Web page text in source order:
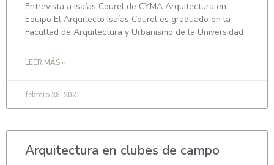
Entrevista a Isaías Courel de CYMA Arquitectura en
Equipo El Arquitecto Isaías Courel es graduado en la
Facultad de Arquitectura y Urbanismo de la Universidad
LEER MÁS »
febrero 28, 2021
Arquitectura en clubes de campo